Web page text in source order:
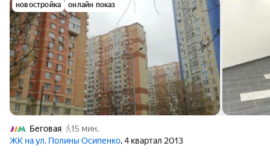
новостройка онлайн показ
Беговая
15 мин.
ЖК на ул. Полины Осипенко, 4 квартал 2013